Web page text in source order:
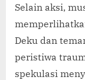
Selain aksi,
Deku dan
peristiwa
spekulasi